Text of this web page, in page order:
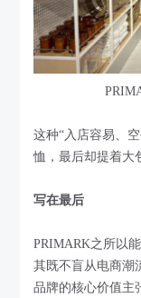
这种“入店容易、
恤，最后却提着大
写在最后
PRIMARK之所以
其既不盲从电商潮
品牌的核心价值